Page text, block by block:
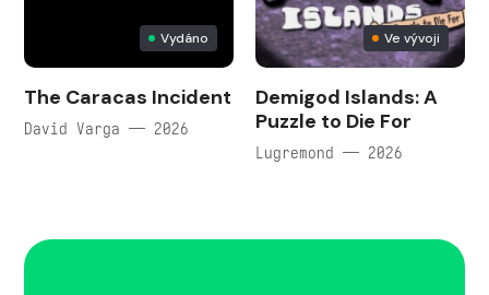
Vydáno
The Caracas Incident
David Varga — 2026
Ve vývoji
Demigod Islands: A
Puzzle to Die For
Lugremond — 2026